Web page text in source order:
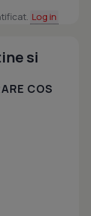
Log in
si
COS